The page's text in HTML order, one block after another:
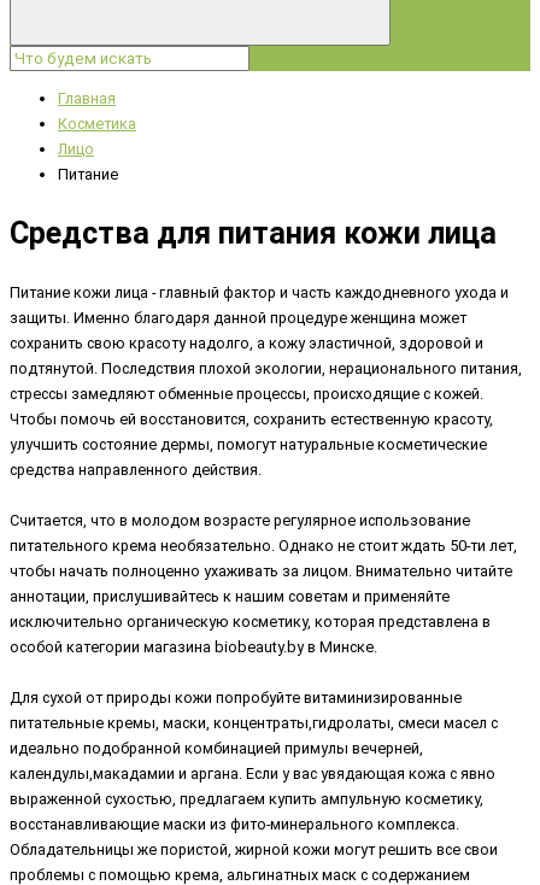
Главная
Косметика
Лицо
Питание
Средства для питания кожи лица
Питание кожи лица - главный фактор и часть каждодневного ухода и
защиты. Именно благодаря данной процедуре женщина может
сохранить свою красоту надолго, а кожу эластичной, здоровой и
подтянутой. Последствия плохой экологии, нерационального питания,
стрессы замедляют обменные процессы, происходящие с кожей.
Чтобы помочь ей восстановится, сохранить естественную красоту,
улучшить состояние дермы, помогут натуральные косметические
средства направленного действия.
Считается, что в молодом возрасте регулярное использование
питательного крема необязательно. Однако не стоит ждать 50-ти лет,
чтобы начать полноценно ухаживать за лицом. Внимательно читайте
аннотации, прислушивайтесь к нашим советам и применяйте
исключительно органическую косметику, которая представлена в
особой категории магазина biobeauty.by в Минске.
Для сухой от природы кожи попробуйте витаминизированные
питательные кремы, маски, концентраты,гидролаты, смеси масел с
идеально подобранной комбинацией примулы вечерней,
календулы,макадамии и аргана. Если у вас увядающая кожа с явно
выраженной сухостью, предлагаем купить ампульную косметику,
восстанавливающие маски из фито-минерального комплекса.
Обладательницы же пористой, жирной кожи могут решить все свои
проблемы с помощью крема, альгинатных маск с содержанием